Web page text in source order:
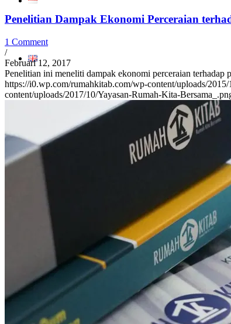
Penelitian Dampak Ekonomi Perceraian
1 Comment
/
Februari 12, 2017
Penelitian ini meneliti dampak ekonomi perceraian terhadap
https://i0.wp.com/rumahkitab.com/wp-content/uploads/
content/uploads/2017/10/Yayasan-Rumah-Kita-